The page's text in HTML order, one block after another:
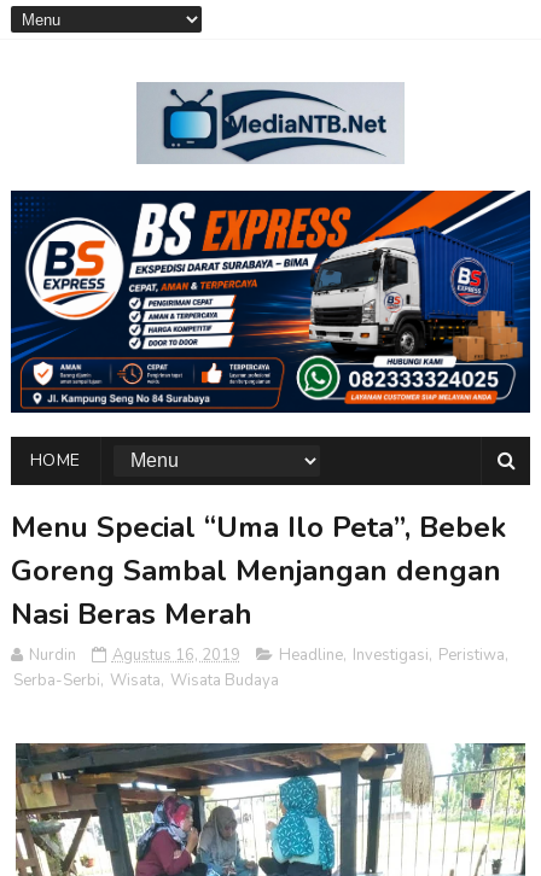
HOME
Menu Special “Uma Ilo Peta”, Bebek
Goreng Sambal Menjangan dengan
Nasi Beras Merah
Nurdin Agustus 16, 2019 Headline, Investigasi, Peristiwa,
Serba-Serbi, Wisata, Wisata Budaya